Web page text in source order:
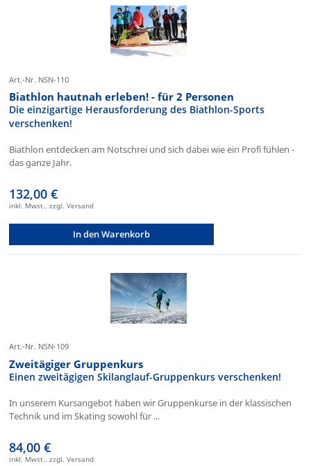
Art.-Nr. NSN-110
Biathlon hautnah erleben! - für 2 Personen
Die einzigartige Herausforderung des Biathlon-Sports
verschenken!
Biathlon entdecken am Notschrei und sich dabei wie ein Profi fühlen -
das ganze Jahr.
132,00 €
inkl. Mwst., zzgl. Versand
In den Warenkorb
Art.-Nr. NSN-109
Zweitägiger Gruppenkurs
Einen zweitägigen Skilanglauf-Gruppenkurs verschenken!
In unserem Kursangebot haben wir Gruppenkurse in der klassischen
Technik und im Skating sowohl für ...
84,00 €
inkl. Mwst., zzgl. Versand